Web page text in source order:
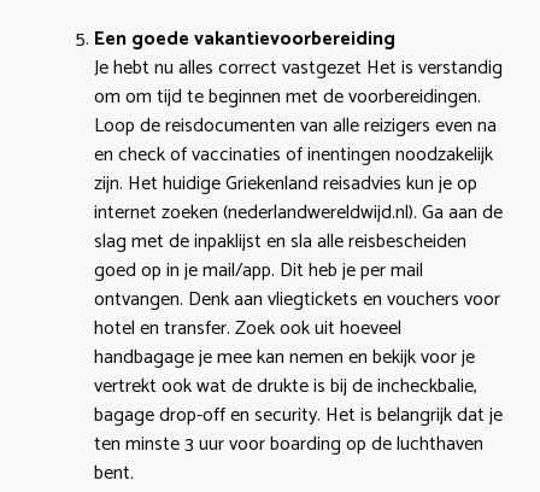
Een goede vakantievoorbereiding
Je hebt nu alles correct vastgezet Het is verstandig
om om tijd te beginnen met de voorbereidingen.
Loop de reisdocumenten van alle reizigers even na
en check of vaccinaties of inentingen noodzakelijk
zijn. Het huidige Griekenland reisadvies kun je op
internet zoeken (nederlandwereldwijd.nl). Ga aan de
slag met de inpaklijst en sla alle reisbescheiden
goed op in je mail/app. Dit heb je per mail
ontvangen. Denk aan vliegtickets en vouchers voor
hotel en transfer. Zoek ook uit hoeveel
handbagage je mee kan nemen en bekijk voor je
vertrekt ook wat de drukte is bij de incheckbalie,
bagage drop-off en security. Het is belangrijk dat je
ten minste 3 uur voor boarding op de luchthaven
bent.